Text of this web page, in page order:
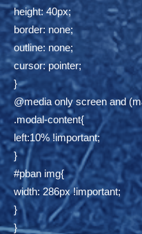
height: 40px;
border: none;
outline: none;
cursor: pointer;
}
@media only screen and
.modal-content{
left:10% !important;
}
#pban img{
width: 286px !important;
}
}